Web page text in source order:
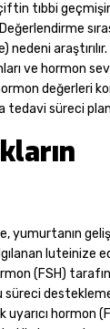
tıbbi
araştırılır.
ve hormon
değerleri
tedavi süreci
yumurtanın
luteinize
(FSH)
süreci
hormon